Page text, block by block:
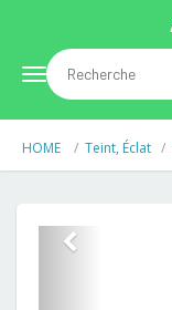
Toggle
navigation
HOME Teint, Éclat